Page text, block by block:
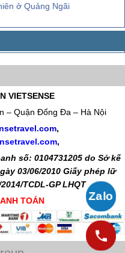
ở Quảng Ngãi
VIETSENSE
– Quận Đống Đa – Hà Nội
,
,
số: 0104731205 do Sở kế
03/06/2010 Giấy phép lữ
TCDL-GP LHQT
TOÁN